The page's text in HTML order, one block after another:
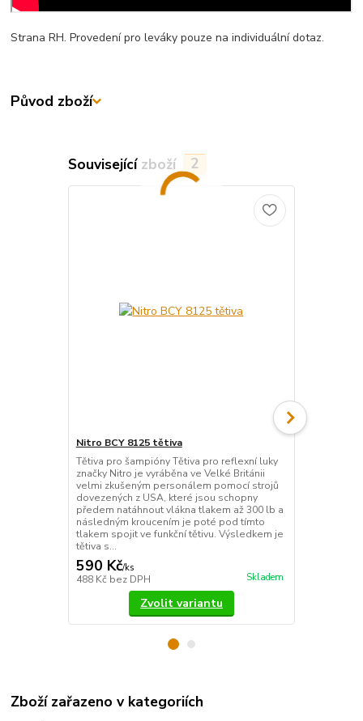
Strana RH. Provedení pro leváky pouze na individuální dotaz.
Původ zboží
Související zboží 2
Nitro BCY 8125 tětiva
Tětiva pro šampióny Tětiva pro reflexní luky
značky Nitro je vyráběna ve Velké Británii
velmi zkušeným personálem pomocí strojů
dovezených z USA, které jsou schopny
předem natáhnout vlákna tlakem až 300 lb a
následným kroucením je poté pod tímto
tlakem spojit ve funkční tětivu. Výsledkem je
tětiva s...
590 Kč/ks
488 Kč bez DPH Skladem
Zvolit variantu
Zboží zařazeno v kategoriích